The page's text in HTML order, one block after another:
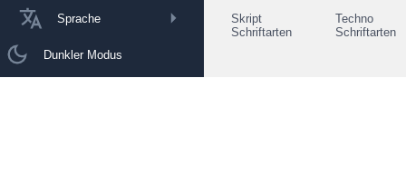
Sprache
Dunkler Modus
Skript
Schriftarten
Techno
Schriftarten